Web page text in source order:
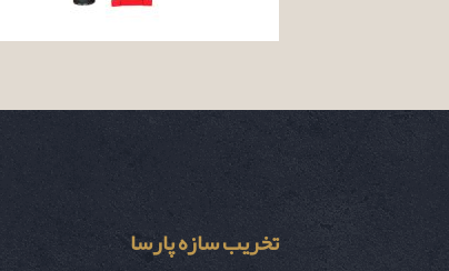
تخریب سازه پارسا